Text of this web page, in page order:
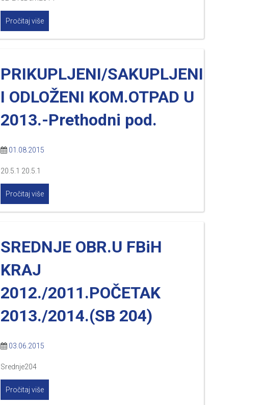
Pročitaj više
PRIKUPLJENI/SAKUPLJENI
I ODLOŽENI KOM.OTPAD U
2013.-Prethodni pod.
01.08.2015
20.5.1 20.5.1
Pročitaj više
SREDNJE OBR.U FBiH
KRAJ
2012./2011.POČETAK
2013./2014.(SB 204)
03.06.2015
Srednje204
Pročitaj više